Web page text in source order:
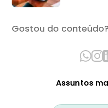
Gostou do
Assuntos